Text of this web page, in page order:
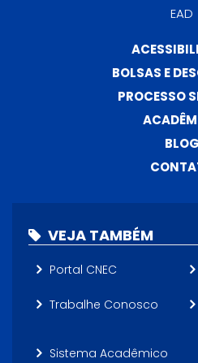
EAD
BOLSAS E
PROCESSO
BLOG
VEJA TAMBÉM
Portal CNEC
Trabalhe Conosco
Sistema Acadêmico